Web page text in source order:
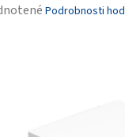
Podrobnosti